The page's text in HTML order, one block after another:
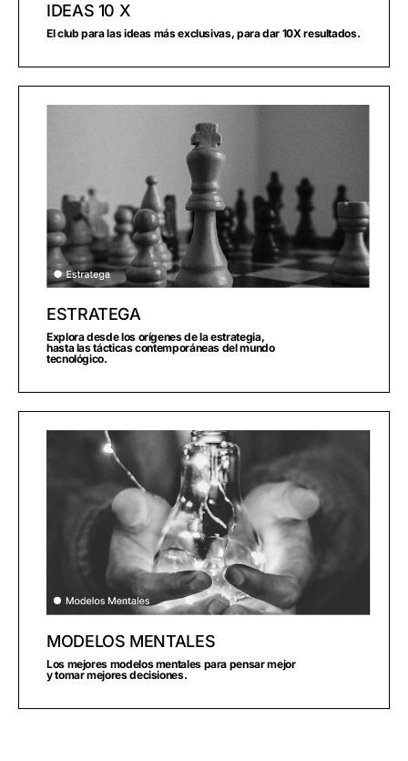
IDEAS 10 X
El club para las ideas más exclusivas, para dar 10X resultados.
ESTRATEGA
Explora desde los orígenes de la estrategia,
hasta las tácticas contemporáneas del mundo
tecnológico.
MODELOS MENTALES
Los mejores modelos mentales para pensar mejor
y tomar mejores decisiones.